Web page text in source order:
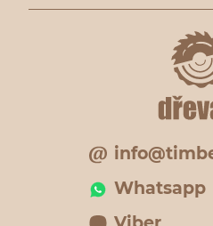
Whatsapp